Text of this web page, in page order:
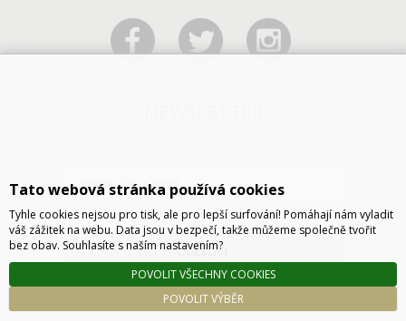
ODESLAT
Tato webová stránka používá cookies
Tyhle cookies nejsou pro tisk, ale pro lepší surfování! Pomáhají nám vyladit
váš zážitek na webu. Data jsou v bezpečí, takže můžeme společně tvořit
bez obav. Souhlasíte s naším nastavením?
POVOLIT VÝBĚR
POVOLIT VŠECHNY COOKIES